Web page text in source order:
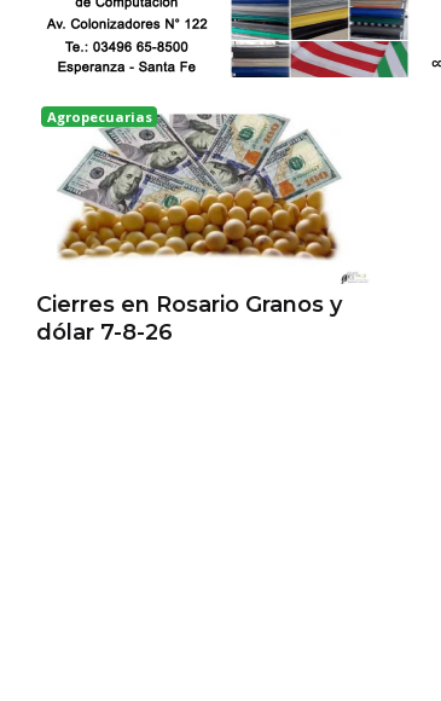
Agropecuarias
Rosario
Cierres en Rosario Granos y
dólar 7-8-26